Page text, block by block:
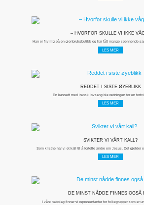
– HVORFOR SKULLE VI IKKE
Han er frivillig på en gjenbruksbutikk og har fått mange spennende
LES MER
REDDET I SISTE ØYEBLIKK
En kassett med iransk lovsang ble redningen for en
LES MER
SVIKTER VI VÅRT KALL?
Som kristne har vi et kall til å fortelle andre om Jesus. Det gjelder
LES MER
DE MINST NÅDDE FINNES OGSÅ
I våre nabolag finner vi representanter for folkegrupper som er